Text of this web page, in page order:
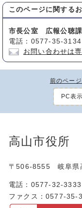
このページに関する
市長公室 広報公聴課
電話：0577-35-
お問い合わせは
前のペー
PC表示
高山市役所
〒506-8555 岐阜県
電話：0577-32-
ファクス：0577-35-